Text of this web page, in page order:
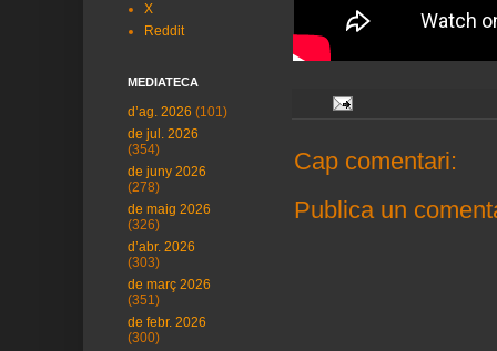
Cap comentari:
Publica un
X
Reddit
MEDIATECA
d’ag. 2026 (101)
de jul. 2026
(354)
de juny 2026
(278)
de maig 2026
(326)
d’abr. 2026
(303)
de març 2026
(351)
de febr. 2026
(300)